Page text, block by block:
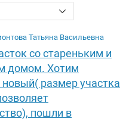
Татьяна Васильевна
со стареньким и
домом. Хотим
новый( размер участка
пошли в